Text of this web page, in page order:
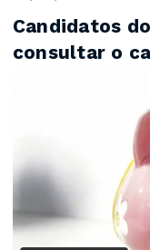
Candidatos
consultar o